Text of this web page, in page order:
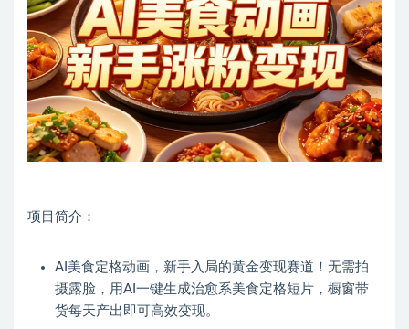
项目简介：
AI美食定格动画，新手入局的黄金变现赛道！无需拍
摄露脸，用AI一键生成治愈系美食定格短片，橱窗带
货每天产出即可高效变现。